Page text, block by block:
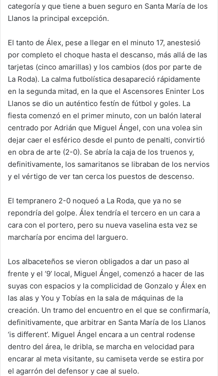
categoría y que tiene a buen seguro en Santa María de los
Llanos la principal excepción.
El tanto de Álex, pese a llegar en el minuto 17, anestesió
por completo el choque hasta el descanso, más allá de las
tarjetas (cinco amarillas) y los cambios (dos por parte de
La Roda). La calma futbolística desapareció rápidamente
en la segunda mitad, en la que el Ascensores Eninter Los
Llanos se dio un auténtico festín de fútbol y goles. La
fiesta comenzó en el primer minuto, con un balón lateral
centrado por Adrián que Miguel Ángel, con una volea sin
dejar caer el esférico desde el punto de penalti, convirtió
en obra de arte (2-0). Se abría la caja de los truenos y,
definitivamente, los samaritanos se libraban de los nervios
y el vértigo de ver tan cerca los puestos de descenso.
El tempranero 2-0 noqueó a La Roda, que ya no se
repondría del golpe. Álex tendría el tercero en un cara a
cara con el portero, pero su nueva vaselina esta vez se
marcharía por encima del larguero.
Los albaceteños se vieron obligados a dar un paso al
frente y el ‘9’ local, Miguel Ángel, comenzó a hacer de las
suyas con espacios y la complicidad de Gonzalo y Álex en
las alas y You y Tobías en la sala de máquinas de la
creación. Un tramo del encuentro en el que se confirmaría,
definitivamente, que arbitrar en Santa María de los Llanos
‘is different’. Miguel Ángel encara a un central rodense
dentro del área, le dribla, se marcha en velocidad para
encarar al meta visitante, su camiseta verde se estira por
el agarrón del defensor y cae al suelo.